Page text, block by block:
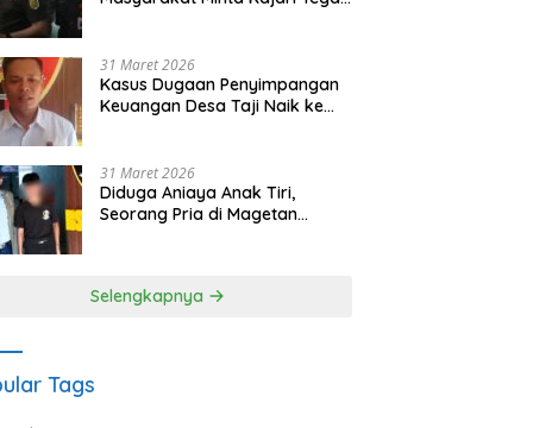
31 Maret 2026
Kasus Dugaan Penyimpangan
Keuangan Desa Taji Naik ke
31 Maret 2026
Diduga Aniaya Anak Tiri,
Seorang Pria di Magetan
Selengkapnya
Tags